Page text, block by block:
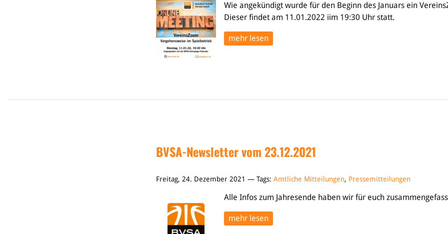
Wie angekündigt wurde für den Beginn des Januars ein
Dieser findet am 11.01.2022 iim 19:30 Uhr statt.
mehr lesen
BVSA-Newsletter vom 23.12.2021
Freitag, 24. Dezember 2021 — Tags: Amtliche Mitteilungen, Pressemitteilungen
Alle Infos zum Jahresende haben wir für euch
mehr lesen